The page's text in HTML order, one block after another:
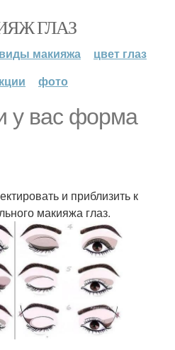
ГЛАЗ
виды макияжа
цвет глаз
фото
у вас форма
и приблизить к
макияжа глаз.